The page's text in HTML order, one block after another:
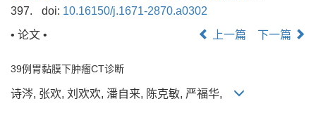
397.
doi: 10.16150/j.1671-2870.a0302
• 论文 •
上一篇 下一篇
39例胃黏膜下肿瘤CT诊断
诗涔, 张欢, 刘欢欢, 潘自来, 陈克敏, 严福华,